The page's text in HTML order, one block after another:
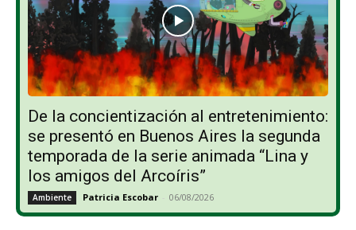
De la concientización al entretenimiento:
se presentó en Buenos Aires la segunda
temporada de la serie animada “Lina y
los amigos del Arcoíris”
Ambiente Patricia Escobar - 06/08/2026